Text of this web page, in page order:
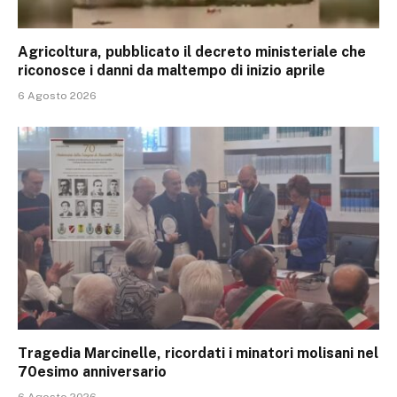
Agricoltura, pubblicato il decreto ministeriale che
riconosce i danni da maltempo di inizio aprile
6 Agosto 2026
Tragedia Marcinelle, ricordati i minatori molisani nel
70esimo anniversario